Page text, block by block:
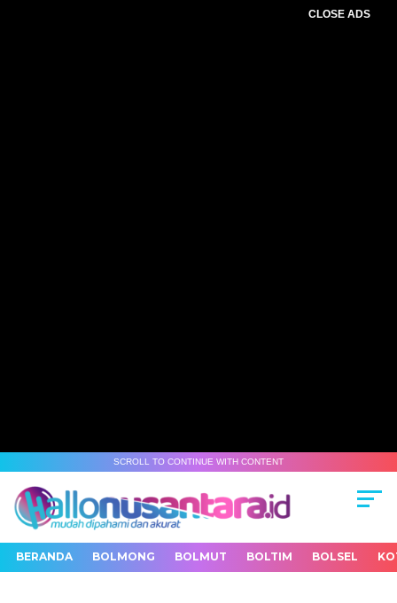
CLOSE ADS
SCROLL TO CONTINUE WITH CONTENT
BERANDA BOLMONG BOLMUT BOLTIM BOLSEL